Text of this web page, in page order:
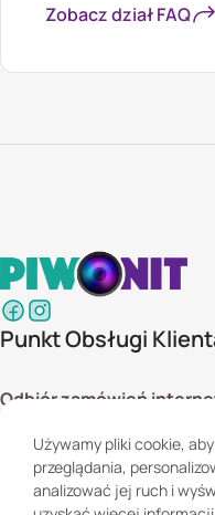
Zobacz dział FAQ
Punkt Obsługi
Odbiór zamówień
02-285 Warszawa
Godziny otwarcia:
Pn. - Pt. 08:00 - 16:00
Używamy pliki cookie,
przeglądania,
analizować jej ruch i